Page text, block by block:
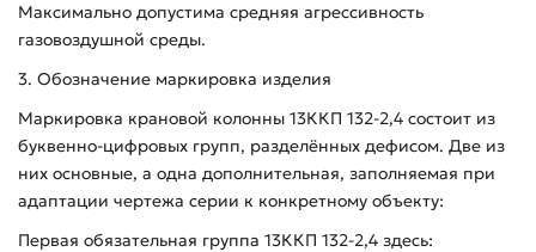
Максимально допустима средняя агрессивность
газовоздушной среды.
3. Обозначение маркировка изделия
Маркировка крановой колонны 13ККП 132-2,4 состоит из
буквенно-цифровых групп, разделённых дефисом. Две из
них основные, а одна дополнительная, заполняемая при
адаптации чертежа серии к конкретному объекту:
Первая обязательная группа 13ККП 132-2,4 здесь: